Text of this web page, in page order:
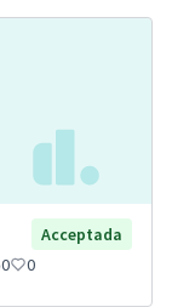
Acceptada
0 0